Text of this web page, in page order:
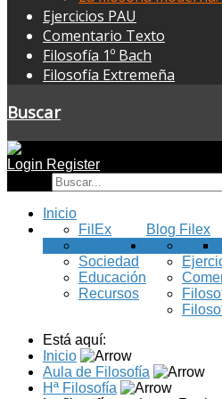
Ejercicios PAU
Comentario Texto
Filosofía 1º Bach
Filosofía Extremeña
Buscar
Login Register
Inicio
Blog Filex
FilEx
Filosofía
Sociedad
Educación
Recursos
Está aquí:
Inicio
Aula de Filosofía
Hª Filosofía